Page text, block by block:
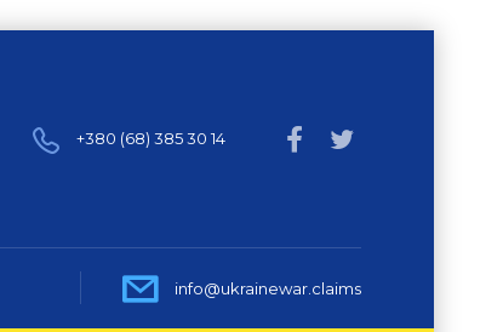
+380 (68) 385 30 14
info@ukrainewar.claims